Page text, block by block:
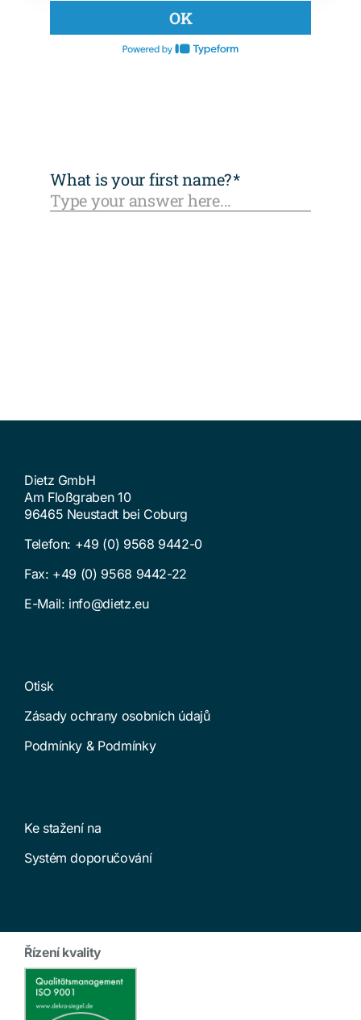
Dietz GmbH
Am Floßgraben 10
96465 Neustadt bei Coburg
Telefon: +49 (0) 9568 9442-0
Fax: +49 (0) 9568 9442-22
E-Mail: info@dietz.eu
Otisk
Zásady ochrany osobních údajů
Podmínky & Podmínky
Ke stažení na
Systém doporučování
Řízení kvality